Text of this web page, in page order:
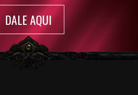
DALE AQUI